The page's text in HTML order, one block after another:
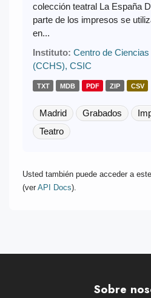
colección teatral La España
parte de los impresos se
en...
Instituto: Centro de
(CCHS), CSIC
TXT MDB PDF ZIP CSV
Madrid Grabados
Teatro
Usted también puede acceder a
(ver API Docs).
Sobre